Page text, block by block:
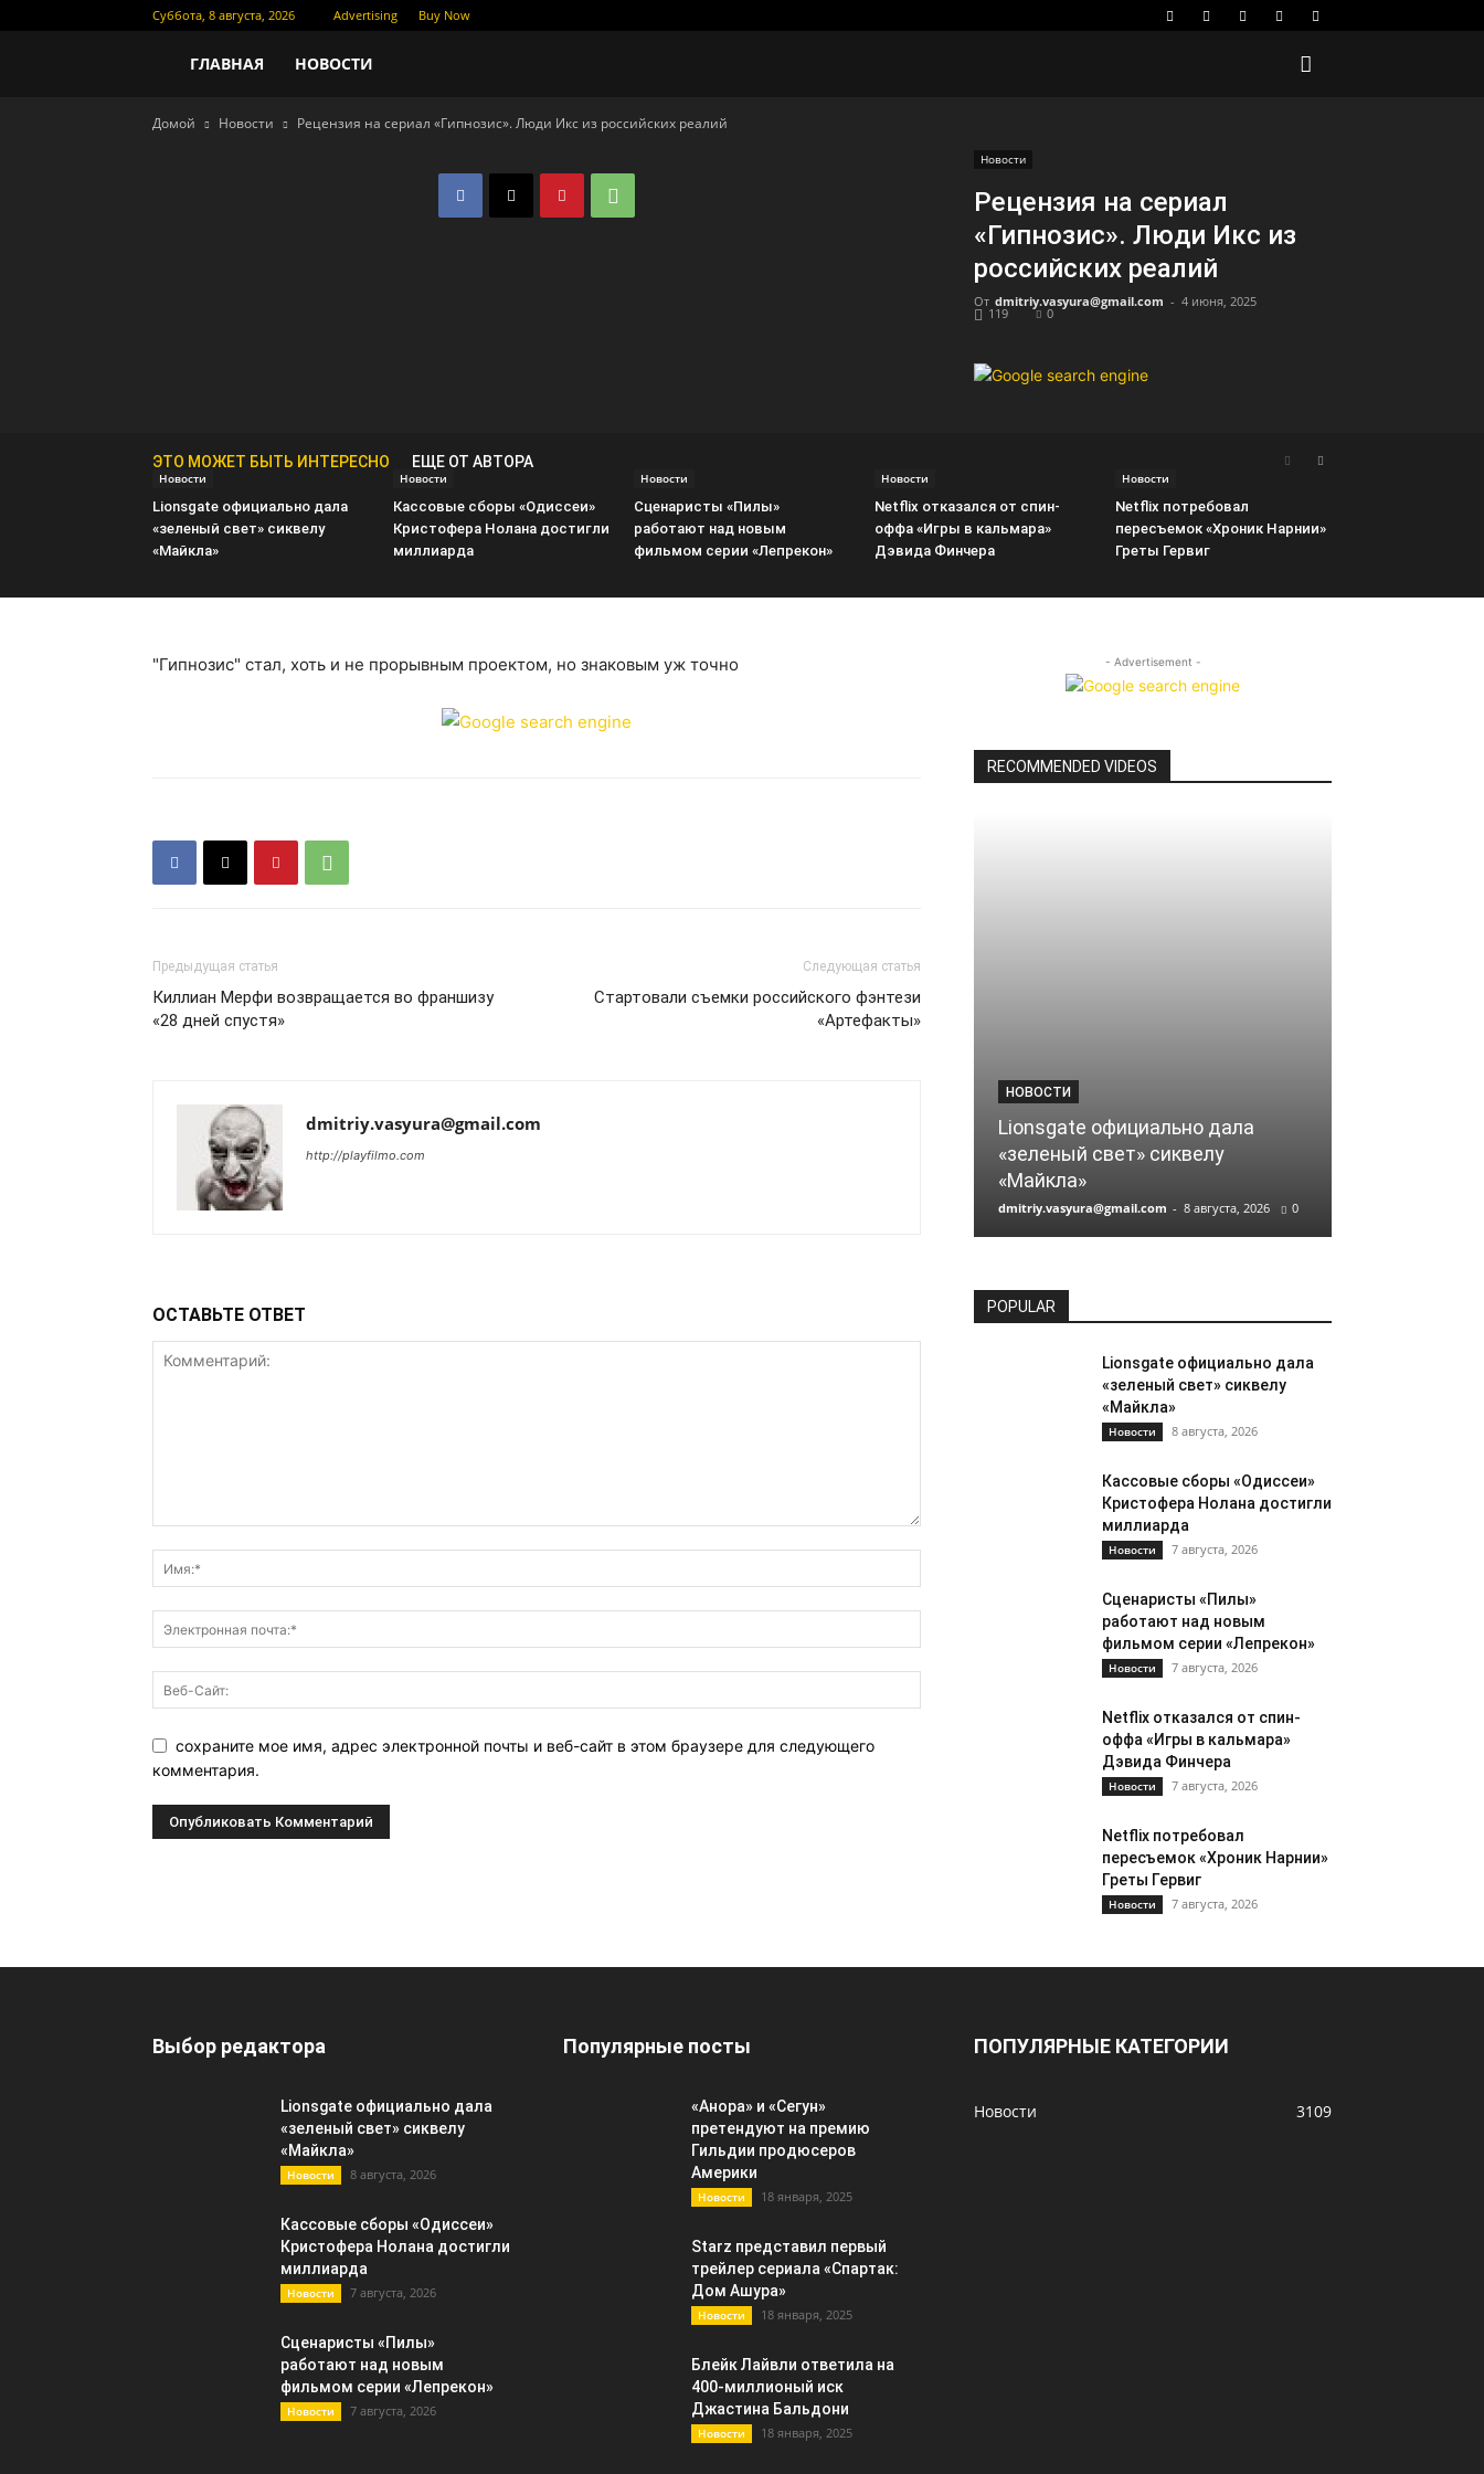
Суббота, 8 августа, 2026 Advertising Buy Now
Новости
кино
ГЛАВНАЯ НОВОСТИ
Домой Новости Рецензия на сериал «Гипнозис». Люди Икс из российских реалий
Новости
Рецензия на сериал
«Гипнозис». Люди Икс из
российских реалий
От dmitriy.vasyura@gmail.com - 4 июня, 2025
119 0
ЭТО МОЖЕТ БЫТЬ ИНТЕРЕСНО ЕЩЕ ОТ АВТОРА
Новости
Lionsgate официально дала
«зеленый свет» сиквелу
«Майкла»
Новости
Кассовые сборы «Одиссеи»
Кристофера Нолана достигли
миллиарда
Новости
Сценаристы «Пилы»
работают над новым
фильмом серии «Лепрекон»
Новости
Netflix отказался от спин-
оффа «Игры в кальмара»
Дэвида Финчера
Новости
Netflix потребовал
пересъемок «Хроник Нарнии»
Греты Гервиг
"Гипнозис" стал, хоть и не прорывным проектом, но знаковым уж точно
Предыдущая статья
Киллиан Мерфи возвращается во франшизу
«28 дней спустя»
Следующая статья
Стартовали съемки российского фэнтези
«Артефакты»
dmitriy.vasyura@gmail.com
http://playfilmo.com
ОСТАВЬТЕ ОТВЕТ
сохраните мое имя, адрес электронной почты и веб-сайт в этом браузере для следующего
комментария.
- Advertisement -
RECOMMENDED VIDEOS
НОВОСТИ
Lionsgate официально дала
«зеленый свет» сиквелу
«Майкла»
dmitriy.vasyura@gmail.com - 8 августа, 2026 0
POPULAR
Lionsgate официально дала
«зеленый свет» сиквелу
«Майкла»
Новости 8 августа, 2026
Кассовые сборы «Одиссеи»
Кристофера Нолана достигли
миллиарда
Новости 7 августа, 2026
Сценаристы «Пилы»
работают над новым
фильмом серии «Лепрекон»
Новости 7 августа, 2026
Netflix отказался от спин-
оффа «Игры в кальмара»
Дэвида Финчера
Новости 7 августа, 2026
Netflix потребовал
пересъемок «Хроник Нарнии»
Греты Гервиг
Новости 7 августа, 2026
Выбор редактора
Lionsgate официально дала
«зеленый свет» сиквелу
«Майкла»
Новости 8 августа, 2026
Кассовые сборы «Одиссеи»
Кристофера Нолана достигли
миллиарда
Новости 7 августа, 2026
Сценаристы «Пилы»
работают над новым
фильмом серии «Лепрекон»
Новости 7 августа, 2026
Популярные посты
«Анора» и «Сегун»
претендуют на премию
Гильдии продюсеров
Америки
Новости 18 января, 2025
Starz представил первый
трейлер сериала «Спартак:
Дом Ашура»
Новости 18 января, 2025
Блейк Лайвли ответила на
400-миллионый иск
Джастина Бальдони
Новости 18 января, 2025
ПОПУЛЯРНЫЕ КАТЕГОРИИ
Новости 3109